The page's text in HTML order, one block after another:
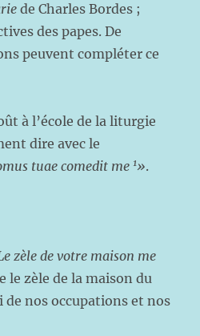
de Charles Bordes ;
des papes. De
peuvent compléter ce
à l’école de la liturgie
dire avec le
tuae comedit me1».
zèle de votre maison me
le zèle de la maison du
de nos occupations et nos